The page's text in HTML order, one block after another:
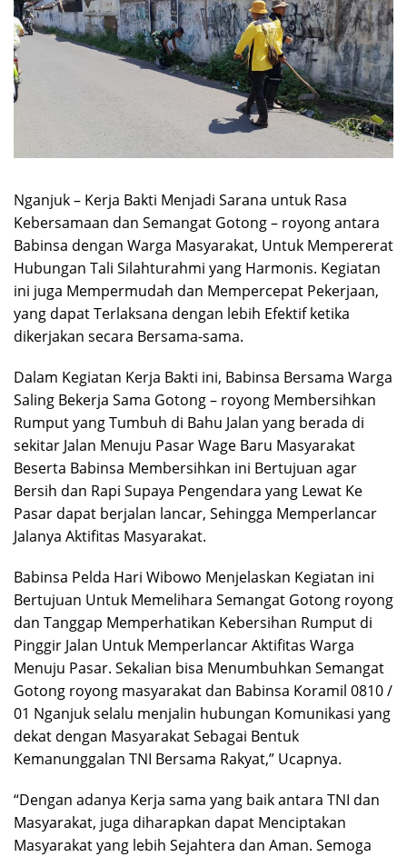
Nganjuk – Kerja Bakti Menjadi Sarana untuk Rasa
Kebersamaan dan Semangat Gotong – royong antara
Babinsa dengan Warga Masyarakat, Untuk Mempererat
Hubungan Tali Silahturahmi yang Harmonis. Kegiatan
ini juga Mempermudah dan Mempercepat Pekerjaan,
yang dapat Terlaksana dengan lebih Efektif ketika
dikerjakan secara Bersama-sama.
Dalam Kegiatan Kerja Bakti ini, Babinsa Bersama Warga
Saling Bekerja Sama Gotong – royong Membersihkan
Rumput yang Tumbuh di Bahu Jalan yang berada di
sekitar Jalan Menuju Pasar Wage Baru Masyarakat
Beserta Babinsa Membersihkan ini Bertujuan agar
Bersih dan Rapi Supaya Pengendara yang Lewat Ke
Pasar dapat berjalan lancar, Sehingga Memperlancar
Jalanya Aktifitas Masyarakat.
Babinsa Pelda Hari Wibowo Menjelaskan Kegiatan ini
Bertujuan Untuk Memelihara Semangat Gotong royong
dan Tanggap Memperhatikan Kebersihan Rumput di
Pinggir Jalan Untuk Memperlancar Aktifitas Warga
Menuju Pasar. Sekalian bisa Menumbuhkan Semangat
Gotong royong masyarakat dan Babinsa Koramil 0810 /
01 Nganjuk selalu menjalin hubungan Komunikasi yang
dekat dengan Masyarakat Sebagai Bentuk
Kemanunggalan TNI Bersama Rakyat,” Ucapnya.
“Dengan adanya Kerja sama yang baik antara TNI dan
Masyarakat, juga diharapkan dapat Menciptakan
Masyarakat yang lebih Sejahtera dan Aman. Semoga